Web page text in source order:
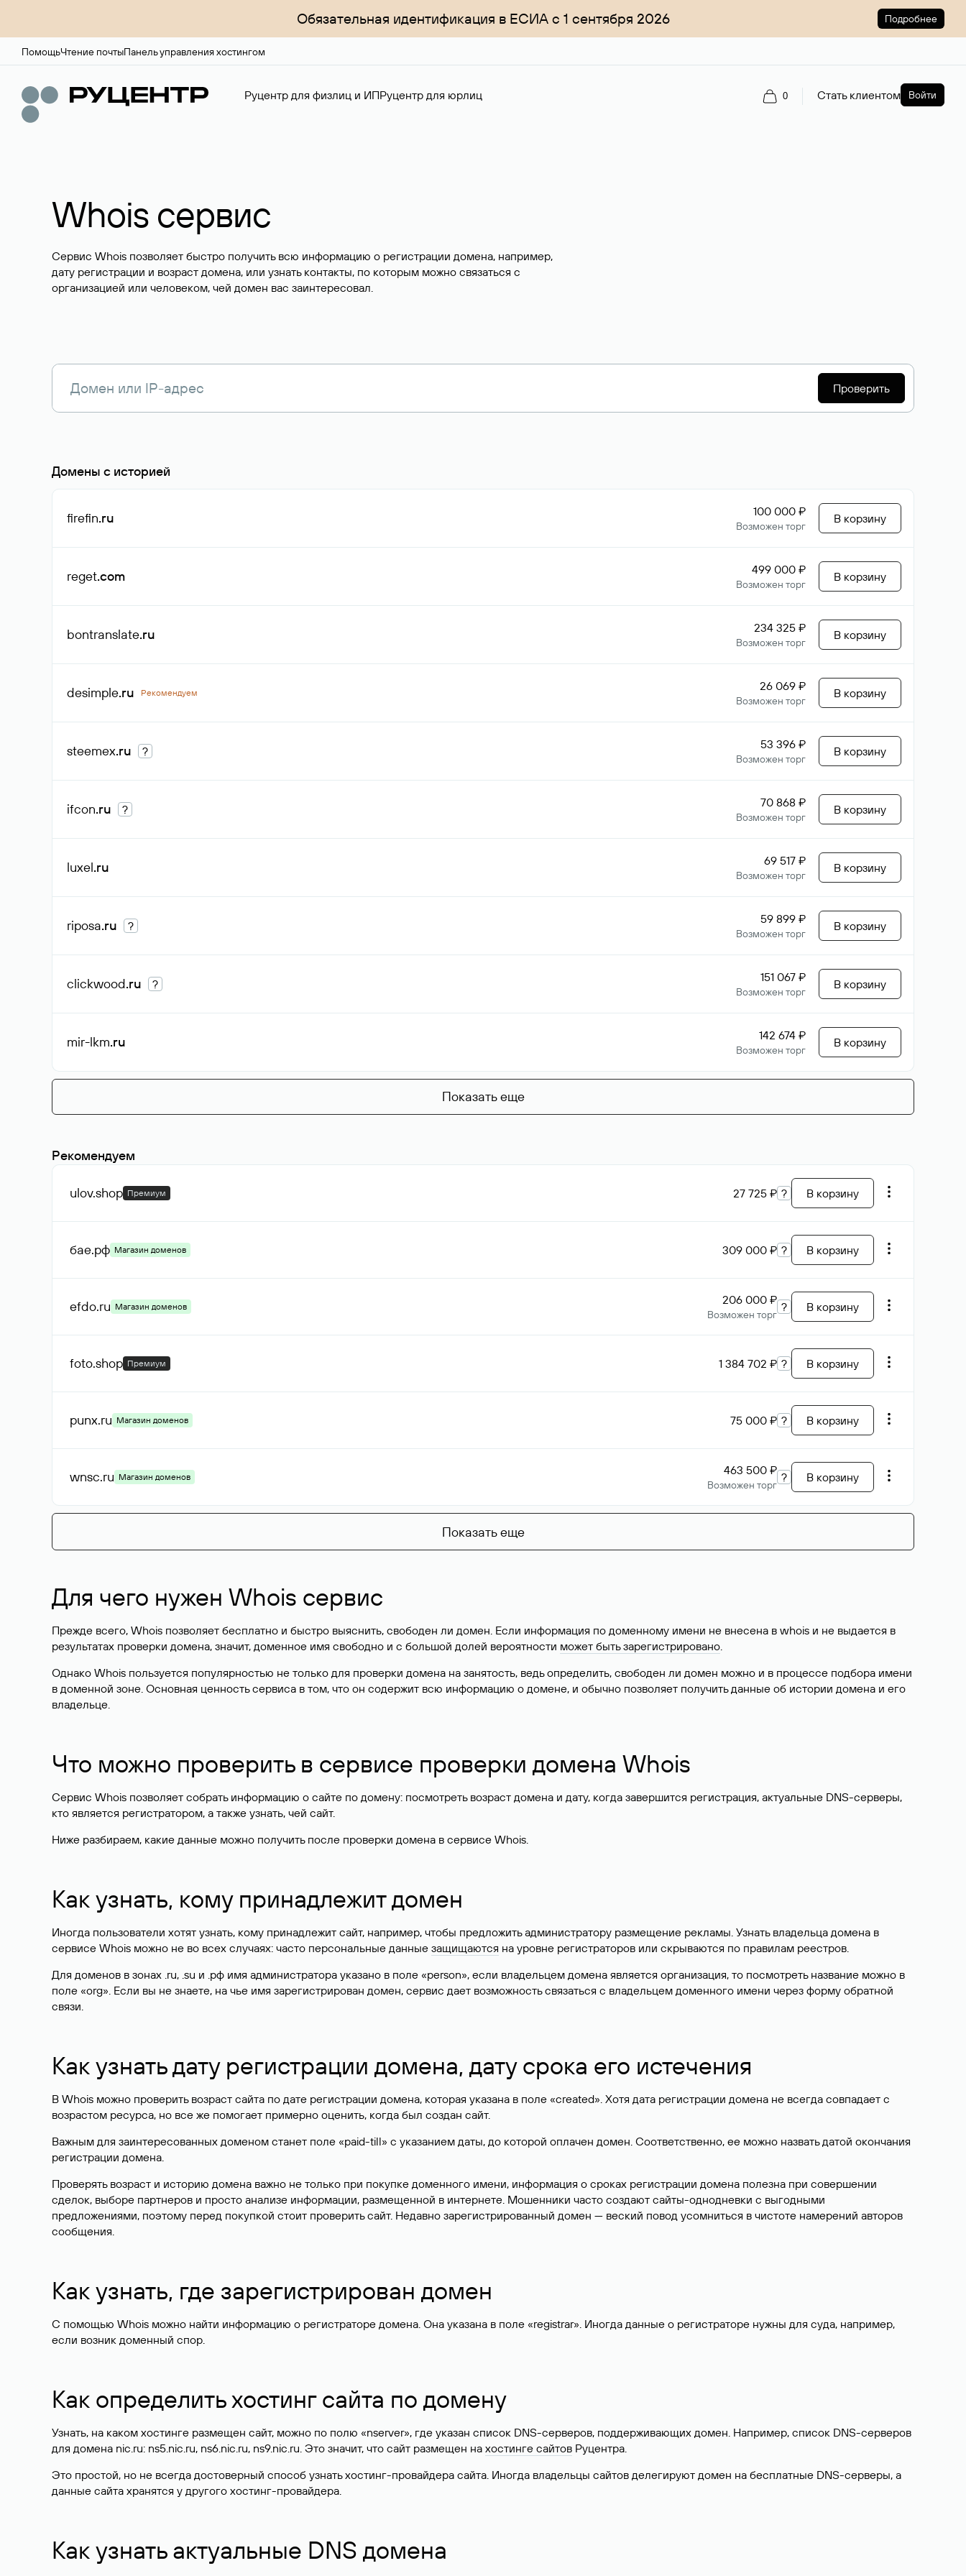
Обязательная идентификация в ЕСИА с 1 сентября 2026 Подробнее
ПомощьЧтение почтыПанель управления хостингом
Руцентр для физлиц и ИПРуцентр для юрлиц 0 Стать клиентом Войти
Whois сервис
Сервис Whois позволяет быстро получить всю информацию о регистрации домена, например,
дату регистрации и возраст домена, или узнать контакты, по которым можно связаться с
организацией или человеком, чей домен вас заинтересовал.
Проверить
Домены с историей
firefin.ru 100 000 ₽
Возможен торг
В корзину
reget.com 499 000 ₽
Возможен торг
В корзину
bontranslate.ru 234 325 ₽
Возможен торг
В корзину
desimple.ru Рекомендуем 26 069 ₽
Возможен торг
В корзину
steemex.ru ? 53 396 ₽
Возможен торг
В корзину
ifcon.ru ? 70 868 ₽
Возможен торг
В корзину
luxel.ru 69 517 ₽
Возможен торг
В корзину
riposa.ru ? 59 899 ₽
Возможен торг
В корзину
clickwood.ru ? 151 067 ₽
Возможен торг
В корзину
mir-lkm.ru 142 674 ₽
Возможен торг
В корзину
Показать еще
Рекомендуем
ulov.shop Премиум 27 725 ₽ ? В корзину
бае.рф Магазин доменов 309 000 ₽ ? В корзину
efdo.ru Магазин доменов 206 000 ₽
Возможен торг
? В корзину
foto.shop Премиум 1 384 702 ₽ ? В корзину
punx.ru Магазин доменов 75 000 ₽ ? В корзину
wnsc.ru Магазин доменов 463 500 ₽
Возможен торг
? В корзину
Показать еще
Для чего нужен Whois сервис
Прежде всего, Whois позволяет бесплатно и быстро выяснить, свободен ли домен. Если информация по доменному имени не внесена в whois и не выдается в
результатах проверки домена, значит, доменное имя свободно и с большой долей вероятности может быть зарегистрировано.
Однако Whois пользуется популярностью не только для проверки домена на занятость, ведь определить, свободен ли домен можно и в процессе подбора имени
в доменной зоне. Основная ценность сервиса в том, что он содержит всю информацию о домене, и обычно позволяет получить данные об истории домена и его
владельце.
Что можно проверить в сервисе проверки домена Whois
Сервис Whois позволяет собрать информацию о сайте по домену: посмотреть возраст домена и дату, когда завершится регистрация, актуальные DNS-серверы,
кто является регистратором, а также узнать, чей сайт.
Ниже разбираем, какие данные можно получить после проверки домена в сервисе Whois.
Как узнать, кому принадлежит домен
Иногда пользователи хотят узнать, кому принадлежит сайт, например, чтобы предложить администратору размещение рекламы. Узнать владельца домена в
сервисе Whois можно не во всех случаях: часто персональные данные защищаются на уровне регистраторов или скрываются по правилам реестров.
Для доменов в зонах .ru, .su и .рф имя администратора указано в поле «person», если владельцем домена является организация, то посмотреть название можно в
поле «org». Если вы не знаете, на чье имя зарегистрирован домен, сервис дает возможность связаться с владельцем доменного имени через форму обратной
связи.
Как узнать дату регистрации домена, дату срока его истечения
В Whois можно проверить возраст сайта по дате регистрации домена, которая указана в поле «created». Хотя дата регистрации домена не всегда совпадает с
возрастом ресурса, но все же помогает примерно оценить, когда был создан сайт.
Важным для заинтересованных доменом станет поле «paid-till» с указанием даты, до которой оплачен домен. Соответственно, ее можно назвать датой окончания
регистрации домена.
Проверять возраст и историю домена важно не только при покупке доменного имени, информация о сроках регистрации домена полезна при совершении
сделок, выборе партнеров и просто анализе информации, размещенной в интернете. Мошенники часто создают сайты-однодневки с выгодными
предложениями, поэтому перед покупкой стоит проверить сайт. Недавно зарегистрированный домен — веский повод усомниться в чистоте намерений авторов
сообщения.
Как узнать, где зарегистрирован домен
С помощью Whois можно найти информацию о регистраторе домена. Она указана в поле «registrar». Иногда данные о регистраторе нужны для суда, например,
если возник доменный спор.
Как определить хостинг сайта по домену
Узнать, на каком хостинге размещен сайт, можно по полю «nserver», где указан список DNS-серверов, поддерживающих домен. Например, список DNS-серверов
для домена nic.ru: ns5.nic.ru, ns6.nic.ru, ns9.nic.ru. Это значит, что сайт размещен на хостинге сайтов Руцентра.
Это простой, но не всегда достоверный способ узнать хостинг-провайдера сайта. Иногда владельцы сайтов делегируют домен на бесплатные DNS-серверы, а
данные сайта хранятся у другого хостинг-провайдера.
Как узнать актуальные DNS домена